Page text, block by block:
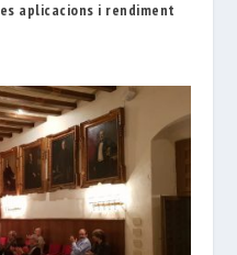
aplicacions i rendiment